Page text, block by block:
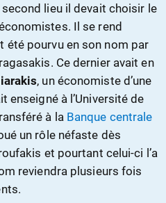
lieu il devait choisir le
Il se rend
été pourvu en son nom par
Ce dernier avait en
, un économiste d’une
enseigné à l’Université de
à la Banque centrale
un rôle néfaste dès
et pourtant celui-ci l’a
reviendra plusieurs fois